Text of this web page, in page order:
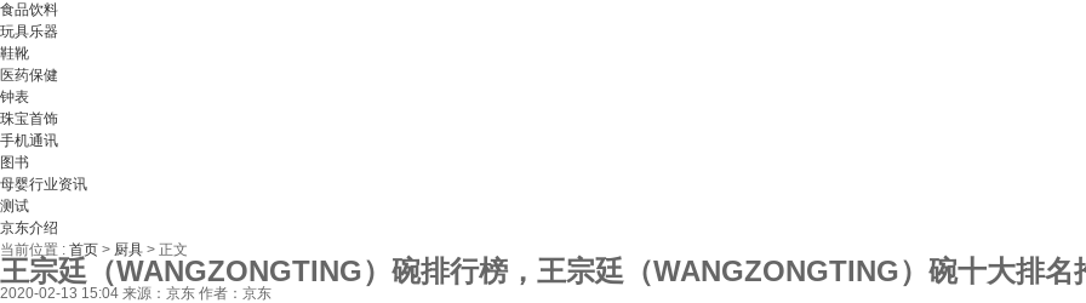
食品饮料
玩具乐器
鞋靴
医药保健
钟表
珠宝首饰
手机通讯
图书
母婴行业资讯
测试
京东介绍
当前位置 : 首页 > 厨具 > 正文
王宗廷（WANGZONGTING）碗排行榜，王宗廷（WANGZONGTING）碗十大排名
2020-02-13 15:04 来源：京东 作者：京东